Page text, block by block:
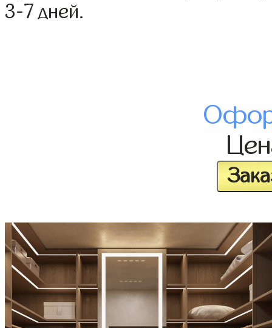
3-7 дней.